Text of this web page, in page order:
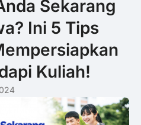
Sekarang
Ini 5 Tips
Kuliah!